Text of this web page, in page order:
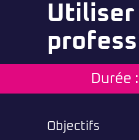
Utiliser
Durée
Objectifs